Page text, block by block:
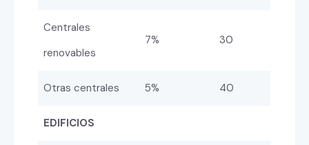
Centrales
renovables
7% 30
Otras centrales 5% 40
EDIFICIOS